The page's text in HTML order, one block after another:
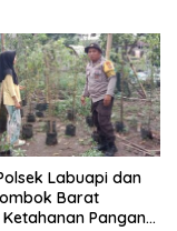
Labuapi dan
Barat
Pangan